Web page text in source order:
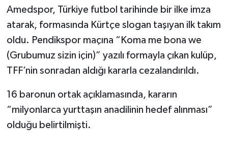
Amedspor, Türkiye futbol tarihinde bir ilke imza
atarak, formasında Kürtçe slogan taşıyan ilk takım
oldu. Pendikspor maçına “Koma me bona we
(Grubumuz sizin için)” yazılı formayla çıkan kulüp,
TFF’nin sonradan aldığı kararla cezalandırıldı.
16 baronun ortak açıklamasında, kararın
“milyonlarca yurttaşın anadilinin hedef alınması”
olduğu belirtilmişti.